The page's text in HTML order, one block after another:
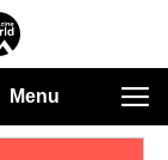
Menu